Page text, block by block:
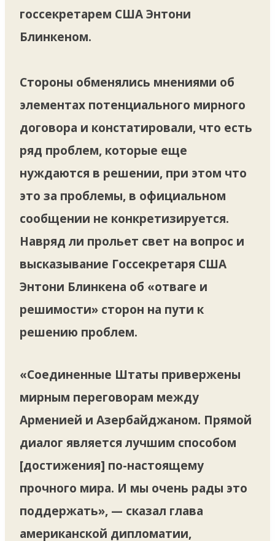
госсекретарем США Энтони
Блинкеном.
Стороны обменялись мнениями об
элементах потенциального мирного
договора и констатировали, что есть
ряд проблем, которые еще
нуждаются в решении, при этом что
это за проблемы, в официальном
сообщении не конкретизируется.
Навряд ли прольет свет на вопрос и
высказывание Госсекретаря США
Энтони Блинкена об «отваге и
решимости» сторон на пути к
решению проблем.
«Соединенные Штаты привержены
мирным переговорам между
Арменией и Азербайджаном. Прямой
диалог является лучшим способом
[достижения] по-настоящему
прочного мира. И мы очень рады это
поддержать», — сказал глава
американской дипломатии,